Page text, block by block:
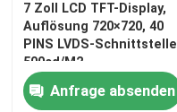
Produkte
Videos
7 Zoll LCD TFT-Display,
Auflösung 720×720, 40
PINS LVDS-Schnittstelle
500cd/M2
Anfrage absenden